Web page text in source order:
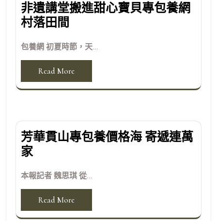
非遺講堂搬進甜心寶貝專包養網
村落田間
包養網 初夏時節，天...
Read More
芳華貫山專包養價格海 寄遞連萬
家
本報記者 魏思琪 從...
Read More